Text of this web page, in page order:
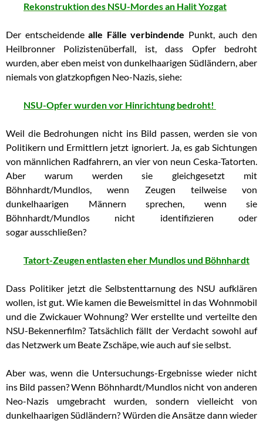
Rekonstruktion des NSU-Mordes an Halit Yozgat
Der entscheidendealle Fälle verbindende Punkt, auch den
Heilbronner Polizistenüberfall, ist, dass Opfer bedroht
wurden, aber eben meist von dunkelhaarigen Südländern, aber
niemals von glatzkopfigen Neo-Nazis, siehe:
NSU-Opfer wurden vor Hinrichtung bedroht!
Weil die Bedrohungen nicht ins Bild passen, werden sie von
Politikern und Ermittlern jetzt ignoriert. Ja, es gab Sichtungen
von männlichen Radfahrern, an vier von neun Ceska-Tatorten.
Aber warum werden sie gleichgesetzt mit
Böhnhardt/Mundlos, wenn Zeugen teilweise von
dunkelhaarigen Männern sprechen, wenn sie
Böhnhardt/Mundlos nicht identifizieren oder
sogar ausschließen?
Tatort-Zeugen entlasten eher Mundlos und Böhnhardt
Dass Politiker jetzt die Selbstenttarnung des NSU aufklären
wollen, ist gut. Wie kamen die Beweismittel in das Wohnmobil
und die Zwickauer Wohnung? Wer erstellte und verteilte den
NSU-Bekennerfilm? Tatsächlich fällt der Verdacht sowohl auf
das Netzwerk um Beate Zschäpe, wie auch auf sie selbst.
Aber was, wenn die Untersuchungs-Ergebnisse wieder nicht
ins Bild passen? Wenn Böhnhardt/Mundlos nicht von anderen
Neo-Nazis umgebracht wurden, sondern vielleicht von
dunkelhaarigen Südländern? Würden die Ansätze dann wieder